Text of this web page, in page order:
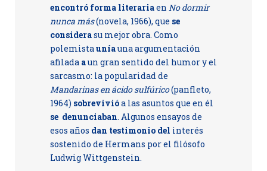
encontró forma literariaen No dormir
nunca más(novela, 1966), que se
considerasu mejor obra. Como
polemistauníauna argumentación
afilada aun gran sentido del humor y el
sarcasmo: la popularidad de
Mandarinas en ácido sulfúrico(panfleto,
1964) sobrevivióa las asuntos que en él
se denunciaban. Algunos ensayos de
esos años dan testimonio del interés
sostenido de Hermans por el filósofo
Ludwig Wittgenstein.